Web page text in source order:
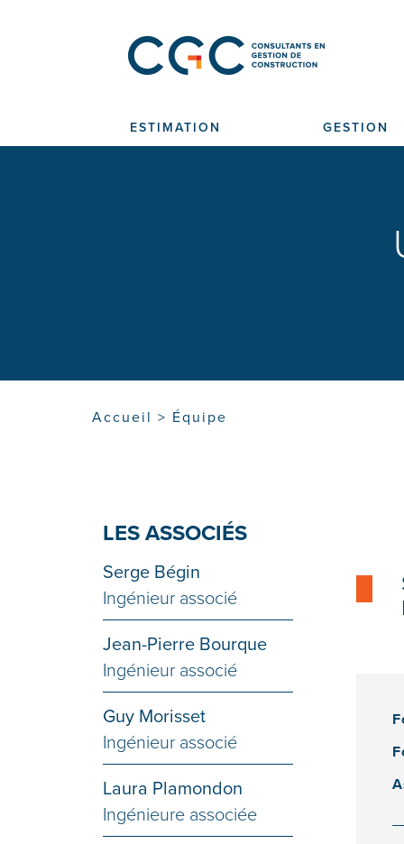
ESTIMATION GESTION
Accueil > Équipe
LES ASSOCIÉS
Serge Bégin
Ingénieur associé
Jean-Pierre Bourque
Ingénieur associé
Guy Morisset
Ingénieur associé
Laura Plamondon
Ingénieure associée